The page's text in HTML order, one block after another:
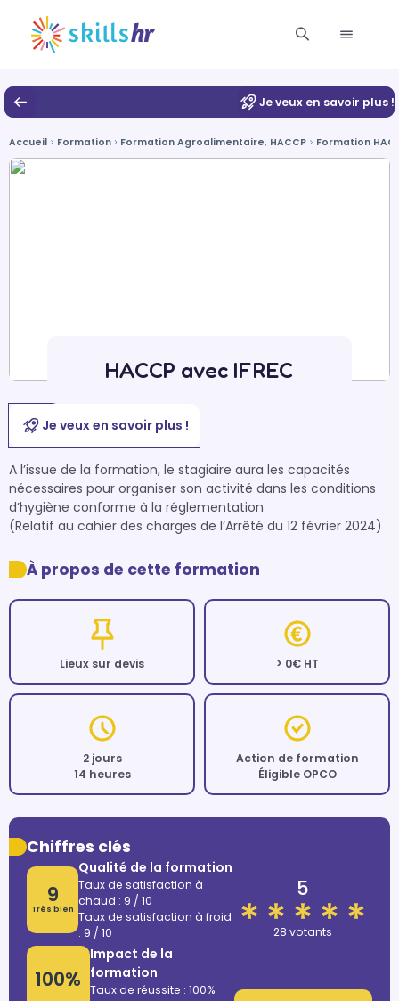
Je veux en savoir plus !
Accueil Formation Formation Agroalimentaire, HACCP Formation
HACCP avec IFREC
Je veux en savoir plus !
A l’issue de la formation, le stagiaire aura les capacités
nécessaires pour organiser son activité dans les conditions
d’hygiène conforme à la réglementation
(Relatif au cahier des charges de l’Arrêté du 12 février 2024)
À propos de cette formation
Lieux sur devis > 0€ HT
2 jours
14 heures
Action de formation
Éligible OPCO
Chiffres clés
9
Très bien
Qualité de la formation
Taux de satisfaction à
chaud : 9 / 10
Taux de satisfaction à froid
: 9 / 10
100%
Impact de la
formation
Taux de réussite : 100%
5
28 votants